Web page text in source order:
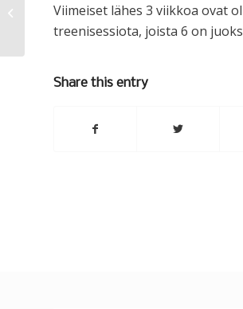
Viimeiset lähes 3 viikkoa ovat
treenisessiota, joista 6 on
Share this entry